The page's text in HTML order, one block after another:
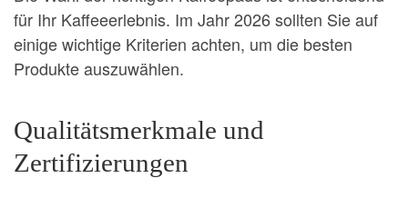
für Ihr Kaffeeerlebnis. Im Jahr 2026 sollten Sie auf
einige wichtige Kriterien achten, um die besten
Produkte auszuwählen.
Qualitätsmerkmale und
Zertifizierungen